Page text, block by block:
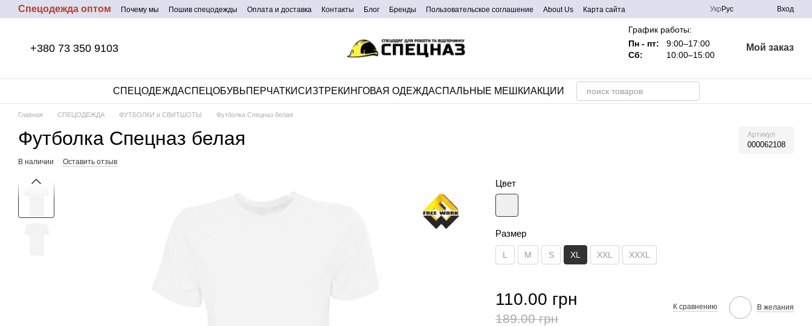
Перейти к основному контенту
Спецодежда оптом Почему мы Пошив спецодежды Оплата и доставка Контакты Блог Бренды Пользовательское соглашение About Us Карта сайта Укр Рус Вход
+380 73 350 9103
График работы:
Пн - пт:
9:00–17:00
Сб:
10:00–15:00
Мой заказ
СПЕЦОДЕЖДАСПЕЦОБУВЬПЕРЧАТКИСИЗТРЕКИНГОВАЯ ОДЕЖДАCПАЛЬНЫЕ МЕШКИАКЦИИ
Главная СПЕЦОДЕЖДА ФУТБОЛКИ и СВИТШОТЫ Футболка Спецназ белая
Футболка Спецназ белая Артикул
000062108
В наличии Оставить отзыв
Цвет
Размер
L M S XL XXL XXXL
110.00 грн
189.00 грн
К сравнению В желания